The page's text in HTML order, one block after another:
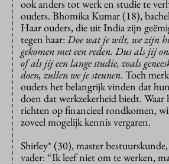
ook anders tot werk en studie te
ouders. Bhomika Kumar (18),
Haar ouders, die uit India zijn
tegen haar:Doe wat je wilt, we zijn
gekomen met een reden. Dus als jij
of als jij een lange studie, zoals
doen, zullen we je steunen. Toch
ouders het belangrijk vinden dat
doen dat werkzekerheid biedt. Waar
richten op financieel rondkomen,
zoveel mogelijk kennis vergaren.
Shirley* (30), master
vader: “Ik leef niet om te werken,